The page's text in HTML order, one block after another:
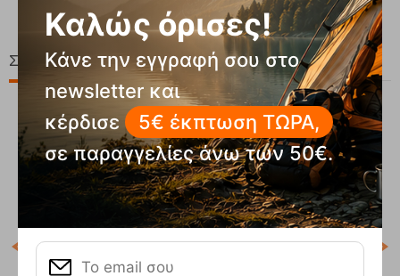
Σχετικά Προϊόντα
20%
Καλώς όρισες!
Κάνε την εγγραφή σου στο
newsletter και
κέρδισε
5€ έκπτωση ΤΩΡΑ,
σε παραγγελίες άνω των 50€.